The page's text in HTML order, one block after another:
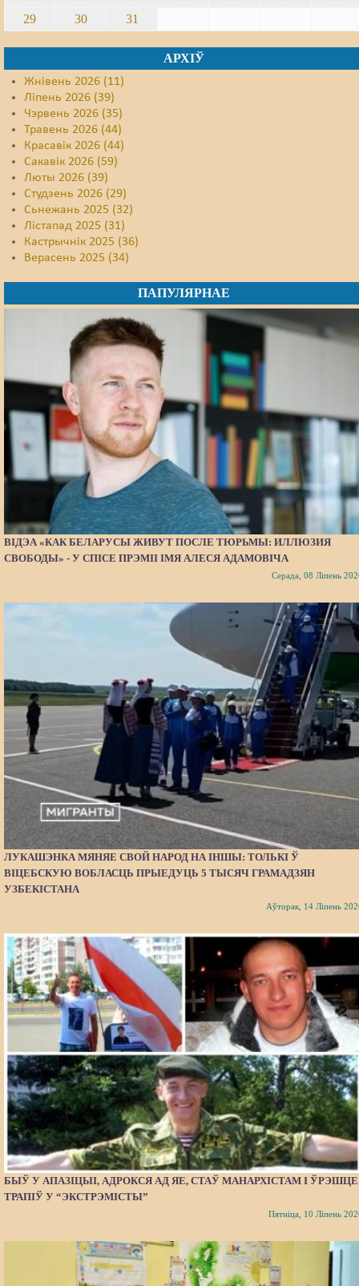
29
30 31
АРХІЎ
Жнівень 2026 (11)
Ліпень 2026 (39)
Чэрвень 2026 (35)
Травень 2026 (44)
Красавік 2026 (44)
Сакавік 2026 (59)
Люты 2026 (39)
Студзень 2026 (29)
Сьнежань 2025 (32)
Лістапад 2025 (31)
Кастрычнік 2025 (36)
Верасень 2025 (34)
ПАПУЛЯРНАЕ
ВІДЭА «КАК БЕЛАРУСЫ ЖИВУТ ПОСЛЕ ТЮРЬМЫ: ИЛЛЮЗИЯ
СВОБОДЫ» - У СПІСЕ ПРЭМІІ ІМЯ АЛЕСЯ АДАМОВІЧА
Серада, 08 Ліпень
ЛУКАШЭНКА МЯНЯЕ СВОЙ НАРОД НА ІНШЫ: ТОЛЬКІ Ў
ВІЦЕБСКУЮ ВОБЛАСЦЬ ПРЫЕДУЦЬ 5 ТЫСЯЧ ГРАМАДЗЯН
УЗБЕКІСТАНА
Аўторак, 14 Ліпень
БЫЎ У АПАЗІЦЫІ, АДРОКСЯ АД ЯЕ, СТАЎ МАНАРХІСТАМ І ЎРЭШЦЕ
ТРАПІЎ У “ЭКСТРЭМІСТЫ”
Пятніца, 10 Ліпень
Сацыяльныя правы